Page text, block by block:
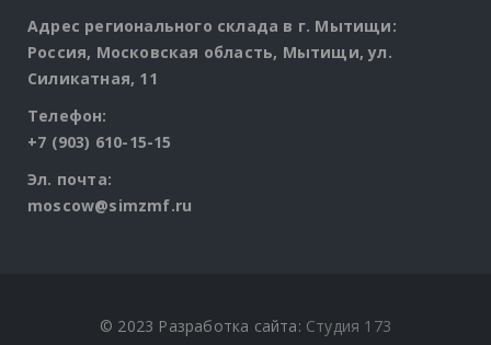
Адрес регионального склада в г. Мытищи:
Россия, Московская область, Мытищи, ул.
Силикатная, 11
Телефон:
+7 (903) 610-15-15
Эл. почта:
moscow@simzmf.ru
© 2023 Разработка сайта: Студия 173